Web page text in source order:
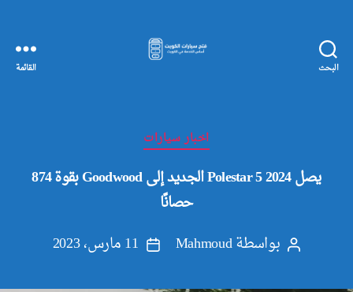
البحث
الكويت
القائمة
التصنيفات
اخبار سيارات
يصل 2024 Polestar 5 الجديد إلى Goodwood بقوة 874
حصانًا
كاتببواسطةMahmoud
تاريخ
11 مارس، 2023